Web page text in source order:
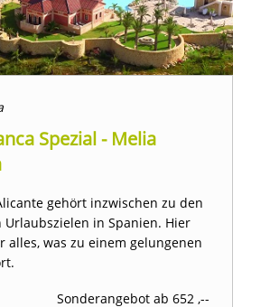
Spezial - Melia
gehört inzwischen zu den
Urlaubszielen in Spanien. Hier
alles, was zu einem gelungenen
Sonderangebot ab 652 ,--